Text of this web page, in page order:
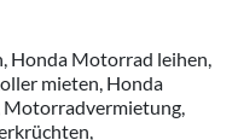
Honda Motorrad leihen,
mieten, Honda
Motorradvermietung,